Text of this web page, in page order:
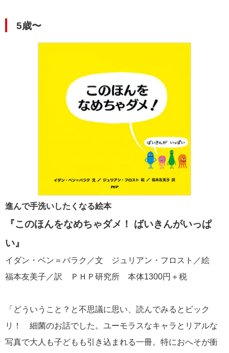
5歳〜
進んで手洗いしたくなる絵本
『このほんをなめちゃダメ！ ばいきんがいっぱ
い』
イダン・ベン＝バラク／文 ジュリアン・フロスト／絵
福本友美子／訳 ＰＨＰ研究所 本体1300円＋税
「どういうこと？と不思議に思い、読んでみるとビック
リ！ 細菌のお話でした。ユーモラスなキャラとリアルな
写真で大人も子どもも引き込まれる一冊。特におへそが衝